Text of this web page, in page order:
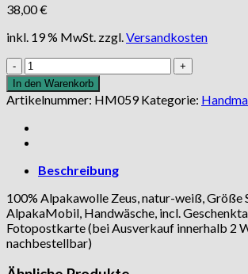
38,00€
inkl. 19 % MwSt. zzgl.Versandkosten
Stirnband
Zeus,
S/M
Menge
In den Warenkorb
Artikelnummer: HM059 Kategorie:
Beschreibung
100% Alpakawolle Zeus, natur-weiß, Größe
AlpakaMobil, Handwäsche, incl.
Fotopostkarte (bei Ausverkauf innerhalb 2
nachbestellbar)